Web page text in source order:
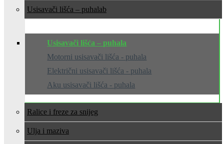
Usisavači lišća – puhala
Usisavači lišća – puhala
Motorni usisavači lišća - puhala
Električni usisavači lišća - puhala
Aku usisavači lišća - puhala
Ralice i freze za snijeg
Ulja i maziva